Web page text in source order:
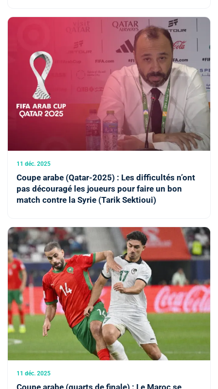
11 déc. 2025
Coupe arabe (Qatar-2025) : Les difficultés n’ont
pas découragé les joueurs pour faire un bon
match contre la Syrie (Tarik Sektioui)
11 déc. 2025